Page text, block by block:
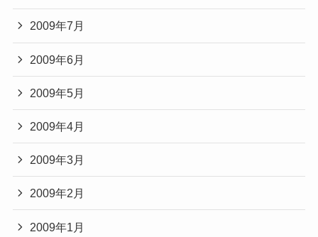
2009年7月
2009年6月
2009年5月
2009年4月
2009年3月
2009年2月
2009年1月